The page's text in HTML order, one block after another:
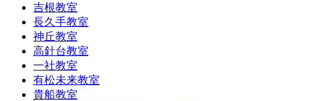
吉根教室
長久手教室
神丘教室
高針台教室
一社教室
有松未来教室
貴船教室